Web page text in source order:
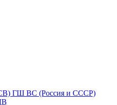
ГШ ВС (Россия и СССР)